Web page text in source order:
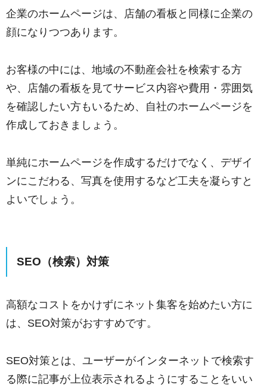
企業のホームページは、店舗の看板と同様に企業の
顔になりつつあります。
お客様の中には、地域の不動産会社を検索する方
や、店舗の看板を見てサービス内容や費用・雰囲気
を確認したい方もいるため、自社のホームページを
作成しておきましょう。
単純にホームページを作成するだけでなく、デザイ
ンにこだわる、写真を使用するなど工夫を凝らすと
よいでしょう。
SEO（検索）対策
高額なコストをかけずにネット集客を始めたい方に
は、SEO対策がおすすめです。
SEO対策とは、ユーザーがインターネットで検索す
る際に記事が上位表示されるようにすることをいい